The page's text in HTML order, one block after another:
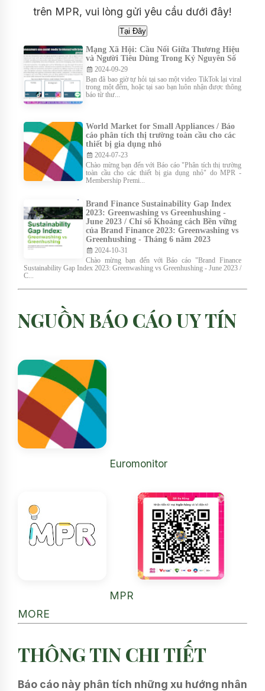
trên MPR, vui lòng gửi yêu cầu dưới đây!
Mạng Xã Hội: Cầu Nối Giữa Thương Hiệu
và Người Tiêu Dùng Trong Kỷ Nguyên Số
2024-09-29
Bạn đã bao giờ tự hỏi tại sao một video TikTok lại viral
trong một đêm, hoặc tại sao bạn luôn nhận được thông
báo từ thư...
World Market for Small Appliances / Báo
cáo phân tích thị trường toàn cầu cho các
thiết bị gia dụng nhỏ
2024-07-23
Chào mừng bạn đến với Báo cáo "Phân tích thị trường
toàn cầu cho các thiết bị gia dụng nhỏ" do MPR -
Membership Premi...
Brand Finance Sustainability Gap Index
2023: Greenwashing vs Greenhushing -
June 2023 / Chỉ số Khoảng cách Bền vững
của Brand Finance 2023: Greenwashing vs
Greenhushing - Tháng 6 năm 2023
2024-10-31
Chào mừng bạn đến với Báo cáo "Brand Finance
Sustainability Gap Index 2023: Greenwashing vs Greenhushing - June 2023 /
C...
NGUỒN BÁO CÁO UY TÍN
Euromonitor
MPR
MORE
THÔNG TIN CHI TIẾT
Báo cáo này phân tích những xu hướng nhân